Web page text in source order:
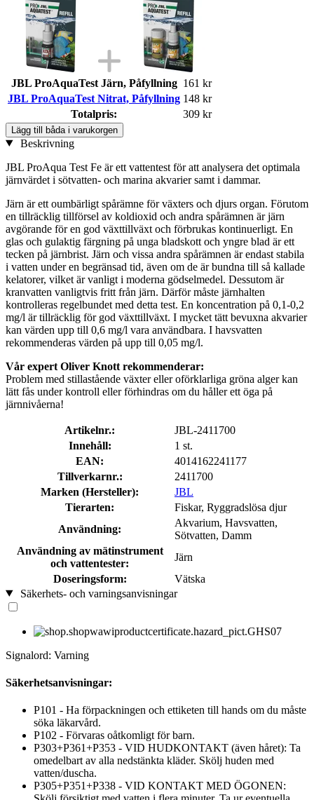
JBL ProAquaTest Järn, Påfyllning 161 kr
JBL ProAquaTest Nitrat, Påfyllning 148 kr
Totalpris:
309 kr
Lägg till båda i varukorgen
Beskrivning
JBL ProAqua Test Fe är ett vattentest för att analysera det optimala
järnvärdet i sötvatten- och marina akvarier samt i dammar.
Järn är ett oumbärligt spårämne för växters och djurs organ. Förutom
en tillräcklig tillförsel av koldioxid och andra spårämnen är järn
avgörande för en god växttillväxt och förbrukas kontinuerligt. En
glas och gulaktig färgning på unga bladskott och yngre blad är ett
tecken på järnbrist. Järn och vissa andra spårämnen är endast stabila
i vatten under en begränsad tid, även om de är bundna till så kallade
kelatorer, vilket är vanligt i moderna gödselmedel. Dessutom är
kranvatten vanligtvis fritt från järn. Därför måste järnhalten
kontrolleras regelbundet med detta test. En koncentration på 0,1-0,2
mg/l är tillräcklig för god växttillväxt. I mycket tätt bevuxna akvarier
kan värden upp till 0,6 mg/l vara användbara. I havsvatten
rekommenderas värden på upp till 0,05 mg/l.
Vår expert Oliver Knott rekommenderar:
Problem med stillastående växter eller oförklarliga gröna alger kan
lätt fås under kontroll eller förhindras om du håller ett öga på
järnnivåerna!
Artikelnr.:
JBL-2411700
Innehåll:
1 st.
EAN:
4014162241177
Tillverkarnr.:
2411700
Marken (Hersteller):
JBL
Tierarten:
Fiskar, Ryggradslösa djur
Användning:
Akvarium, Havsvatten,
Sötvatten, Damm
Användning av mätinstrument
och vattentester:
Järn
Doseringsform:
Vätska
Säkerhets- och varningsanvisningar
Signalord: Varning
Säkerhetsanvisningar:
P101 - Ha förpackningen och ettiketen till hands om du måste
söka läkarvård.
P102 - Förvaras oåtkomligt för barn.
P303+P361+P353 - VID HUDKONTAKT (även håret): Ta
omedelbart av alla nedstänkta kläder. Skölj huden med
vatten/duscha.
P305+P351+P338 - VID KONTAKT MED ÖGONEN: